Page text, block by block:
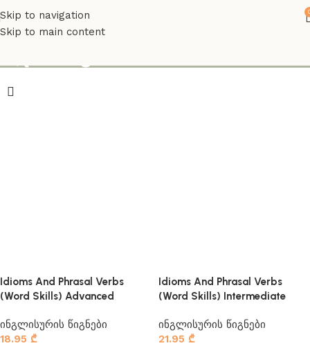
Skip to navigation
Skip to main content
Idioms And Phrasal Verbs
(Word Skills) Advanced
ინგლისურის წიგნები
18.95 ₾
Idioms And Phrasal Verbs
(Word Skills) Intermediate
ინგლისურის წიგნები
21.95 ₾